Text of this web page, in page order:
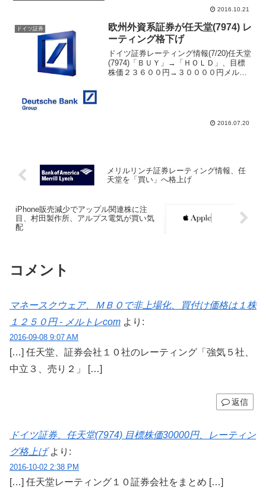
2016.10.21
ドイツ証券
欧州外資系証券が任天堂(7974) レ
ーティング格下げ
ドイツ証券レーティング情報(7/20)任天堂
(7974)「ＢＵＹ」→「ＨＯＬＤ」、目標
株価２３６００円→３００００円メルア
2016.07.20
メリルリンチ証券レーティング情報、任
天堂を「買い」へ格上げ
iPhone販売減少でアップル関連株に注
目、村田製作所、アルプス電気が買い気
配
コメント
マネースクウェア、ＭＢＯで非上場化、買付け価格は１株
１２５０円 - メルトレcom より:
2016-09-08 9:07 AM
[…] 任天堂、証券会社１０社のレーティング「強気５社、
中立３、売り２」 […]
返信
ドイツ証券、任天堂(7974) 目標株価30000円、レーティン
グ格上げ より:
2016-10-02 2:38 PM
[…] 任天堂レーティング１０証券会社をまとめ […]